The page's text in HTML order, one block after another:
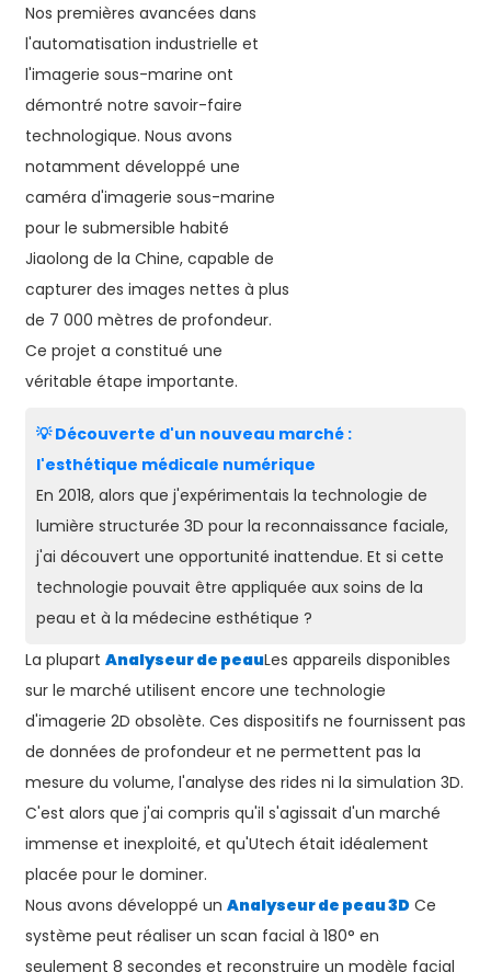
Nos premières avancées dans
l'automatisation industrielle et
l'imagerie sous-marine ont
démontré notre savoir-faire
technologique. Nous avons
notamment développé une
caméra d'imagerie sous-marine
pour le submersible habité
Jiaolong de la Chine, capable de
capturer des images nettes à plus
de 7 000 mètres de profondeur.
Ce projet a constitué une
véritable étape importante.
💡 Découverte d'un nouveau marché :
l'esthétique médicale numérique
En 2018, alors que j'expérimentais la technologie de
lumière structurée 3D pour la reconnaissance faciale,
j'ai découvert une opportunité inattendue. Et si cette
technologie pouvait être appliquée aux soins de la
peau et à la médecine esthétique ?
La plupart Analyseur de peauLes appareils disponibles
sur le marché utilisent encore une technologie
d'imagerie 2D obsolète. Ces dispositifs ne fournissent pas
de données de profondeur et ne permettent pas la
mesure du volume, l'analyse des rides ni la simulation 3D.
C'est alors que j'ai compris qu'il s'agissait d'un marché
immense et inexploité, et qu'Utech était idéalement
placée pour le dominer.
Nous avons développé un Analyseur de peau 3DCe
système peut réaliser un scan facial à 180° en
seulement 8 secondes et reconstruire un modèle facial